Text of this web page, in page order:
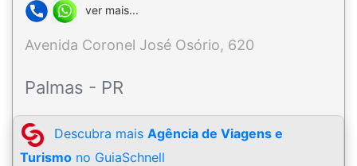
ver mais...
Avenida Coronel José Osório, 620
Palmas - PR
Descubra mais Agência de Viagens e
Turismo no GuiaSchnell